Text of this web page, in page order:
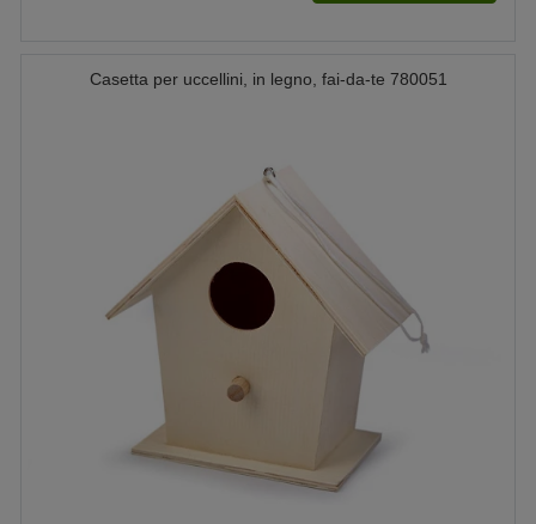
Casetta per uccellini, in legno, fai-da-te 780051